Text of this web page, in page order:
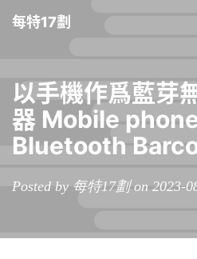
每特17劃
以手機作爲藍芽
器 Mobile
Bluetooth
Posted by 每特17劃 on 2023-